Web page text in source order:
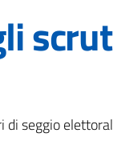
di seggio